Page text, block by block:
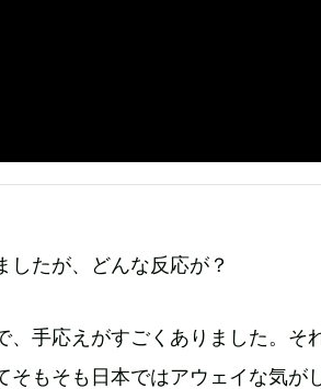
たが、どんな反応が？
、手応えがすごくありました。そ
もそも日本ではアウェイな気が